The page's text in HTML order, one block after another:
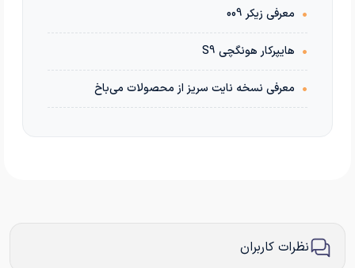
• معرفی زیکر 009
• هایپرکار هونگچی S9
• معرفی نسخه نایت سریز از محصولات می‌باخ
نظرات کاربران